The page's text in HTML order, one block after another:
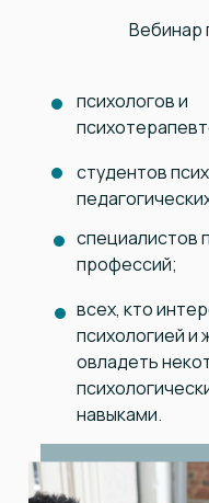
Вебинар
психологов и
студентов
специалистов
профессий;
всех, кто
психологией и
овладеть
навыками.